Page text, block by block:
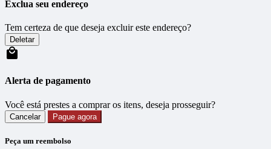
Exclua seu endereço
Tem certeza de que deseja excluir este endereço?
Deletar
Alerta de pagamento
Você está prestes a comprar os itens, deseja prosseguir?
Cancelar Pague agora
Peça um reembolso